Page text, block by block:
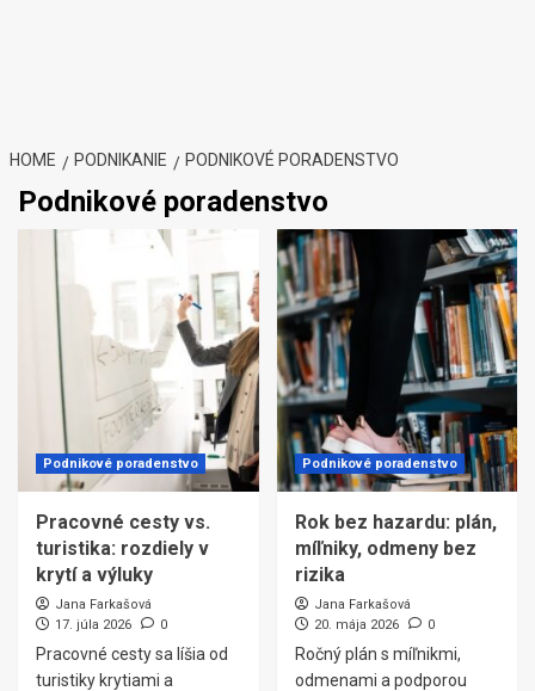
HOME PODNIKANIE PODNIKOVÉ PORADENSTVO
Podnikové poradenstvo
Podnikové poradenstvo
Pracovné cesty vs.
turistika: rozdiely v
krytí a výluky
Jana Farkašová
17. júla 2026
0
Pracovné cesty sa líšia od
turistiky krytiami a
Podnikové poradenstvo
Rok bez hazardu: plán,
míľniky, odmeny bez
rizika
Jana Farkašová
20. mája 2026
0
Ročný plán s míľnikmi,
odmenami a podporou